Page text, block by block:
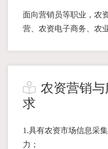
面向营销员等职业，农
营、农资电子商务、农
农资营销
求
1.具有农资市场信息采
力；